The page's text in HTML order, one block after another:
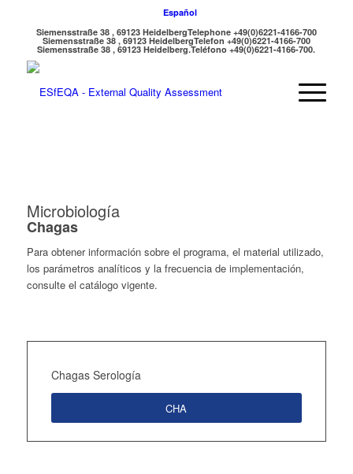
Español
Siemensstraße 38 , 69123 HeidelbergTelephone +49(0)6221-4166-700
Siemensstraße 38 , 69123 HeidelbergTelefon +49(0)6221-4166-700
Siemensstraße 38 , 69123 Heidelberg.Teléfono +49(0)6221-4166-700.
Microbiología
Chagas
Para obtener información sobre el programa, el material utilizado,
los parámetros analíticos y la frecuencia de implementación,
consulte el catálogo vigente.
Chagas Serología
CHA